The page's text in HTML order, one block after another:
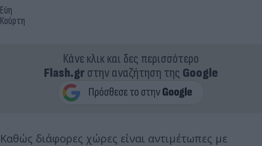
Εύη
Κούρτη
Κάνε κλικ και δες περισσότερο
Flash.grστην αναζήτηση της Google
Καθώς διάφορες χώρες είναι αντιμέτωπες με